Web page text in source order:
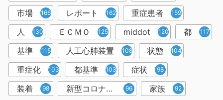
市場 166 レポート 162 重症患者 159
人 130 ＥＣＭＯ 125 middot 120 都 117
基準 115 人工心肺装置 108 状態 104
重症化 103 都基準 103 症状 98
装着 98 新型コロナウイルス 96 家族 92